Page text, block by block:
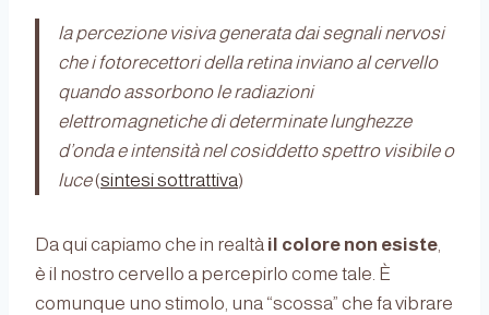
la percezione visiva generata dai segnali nervosi
che i fotorecettori della retina inviano al cervello
quando assorbono le radiazioni
elettromagnetiche di determinate lunghezze
d’onda e intensità nel cosiddetto spettro visibile o
luce(sintesi sottrattiva)
Da qui capiamo che in realtà il colore non esiste,
è il nostro cervello a percepirlo come tale. È
comunque uno stimolo, una “scossa” che fa vibrare